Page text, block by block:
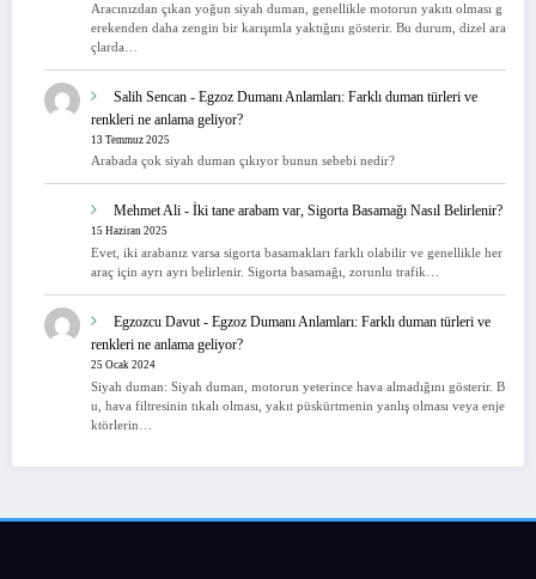
Aracınızdan çıkan yoğun siyah duman, genellikle motorun yakıtı olması g
erekenden daha zengin bir karışımla yaktığını gösterir. Bu durum, dizel ara
çlarda…
Salih Sencan - Egzoz Dumanı Anlamları: Farklı duman türleri ve
renkleri ne anlama geliyor?
13 Temmuz 2025
Arabada çok siyah duman çıkıyor bunun sebebi nedir?
Mehmet Ali - İki tane arabam var, Sigorta Basamağı Nasıl Belirlenir?
15 Haziran 2025
Evet, iki arabanız varsa sigorta basamakları farklı olabilir ve genellikle her
araç için ayrı ayrı belirlenir. Sigorta basamağı, zorunlu trafik…
Egzozcu Davut- Egzoz Dumanı Anlamları: Farklı duman türleri ve
renkleri ne anlama geliyor?
25 Ocak 2024
Siyah duman: Siyah duman, motorun yeterince hava almadığını gösterir. B
u, hava filtresinin tıkalı olması, yakıt püskürtmenin yanlış olması veya enje
ktörlerin…